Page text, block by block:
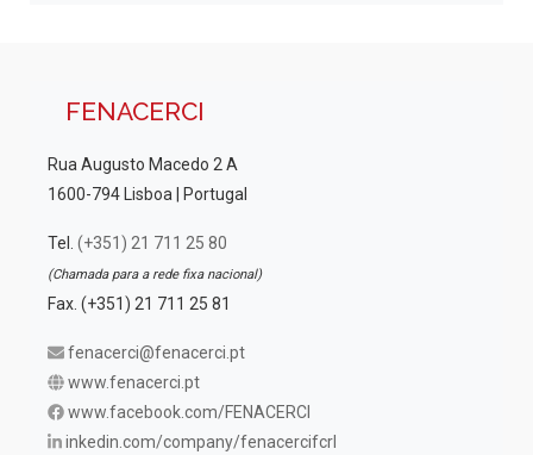
FENACERCI
Rua Augusto Macedo 2 A
1600-794 Lisboa | Portugal
Tel. (+351) 21 711 25 80
(Chamada para a rede fixa nacional)
Fax. (+351) 21 711 25 81
fenacerci@fenacerci.pt
www.fenacerci.pt
www.facebook.com/FENACERCI
inkedin.com/company/fenacercifcrl